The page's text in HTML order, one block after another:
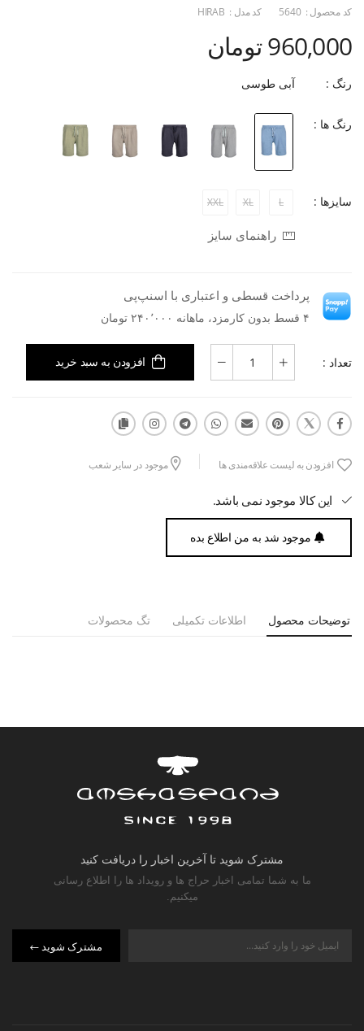
کد محصول : 5640 کد مدل : HIRAB
960,000 تومان
رنگ : آبی طوسی
رنگ ها :
سایزها : L
XL
XXL
راهنمای سایز
پرداخت قسطی و اعتباری با اسنپ‌پی
۴ قسط بدون کارمزد، ماهانه ۲۴۰٬۰۰۰ تومان
تعداد : افزودن به سبد خرید
افزودن به لیست علاقه‌مندی ها موجود در سایر شعب
این کالا موجود نمی باشد.
موجود شد به من اطلاع بده
توضیحات محصول اطلاعات تکمیلی تگ محصولات
مشترک شوید تا آخرین اخبار را دریافت کنید
ما به شما تمامی اخبار حراج ها و رویداد ها را اطلاع رسانی
میکنیم.
مشترک شوید